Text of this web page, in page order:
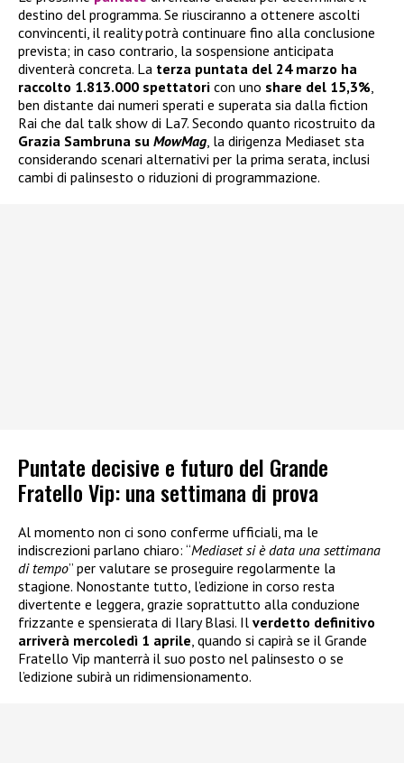
destino del programma. Se riusciranno a ottenere ascolti
convincenti, il reality potrà continuare fino alla conclusione
prevista; in caso contrario, la sospensione anticipata
diventerà concreta. La terza puntata del 24 marzo ha
raccolto 1.813.000 spettatori con uno share del 15,3%,
ben distante dai numeri sperati e superata sia dalla fiction
Rai che dal talk show di La7. Secondo quanto ricostruito da
Grazia Sambruna su MowMag, la dirigenza Mediaset sta
considerando scenari alternativi per la prima serata, inclusi
cambi di palinsesto o riduzioni di programmazione.
Puntate decisive e futuro del Grande
Fratello Vip: una settimana di prova
Al momento non ci sono conferme ufficiali, ma le
indiscrezioni parlano chiaro: “Mediaset si è data una settimana
di tempo” per valutare se proseguire regolarmente la
stagione. Nonostante tutto, l’edizione in corso resta
divertente e leggera, grazie soprattutto alla conduzione
frizzante e spensierata di Ilary Blasi. Il verdetto definitivo
arriverà mercoledì 1 aprile , quando si capirà se il Grande
Fratello Vip manterrà il suo posto nel palinsesto o se
l’edizione subirà un ridimensionamento.